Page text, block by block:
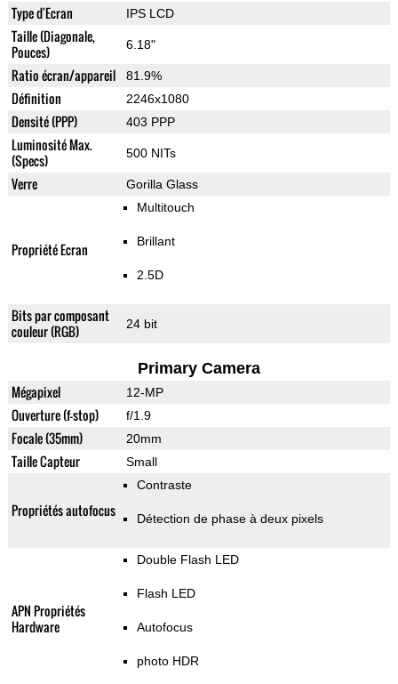
Type d'Ecran IPS LCD
Taille (Diagonale,
Pouces)
6.18"
Ratio écran/appareil 81.9%
Définition 2246x1080
Densité (PPP) 403 PPP
Luminosité Max.
(Specs)
500 NITs
Verre Gorilla Glass
Propriété Ecran
Multitouch
Brillant
2.5D
Bits par composant
couleur (RGB)
24 bit
Primary Camera
Mégapixel 12-MP
Ouverture (f-stop) f/1.9
Focale (35mm) 20mm
Taille Capteur Small
Propriétés autofocus
Contraste
Détection de phase à deux pixels
APN Propriétés
Hardware
Double Flash LED
Flash LED
Autofocus
photo HDR